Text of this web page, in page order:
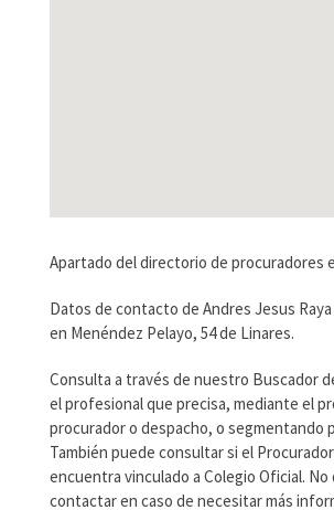
Apartado del directorio de procuradores
Datos de contacto de Andres Jesus
en Menéndez Pelayo, 54 de Linares.
Consulta a través de nuestro Buscador
el profesional que precisa, mediante el
procurador o despacho, o segmentando
También puede consultar si el
encuentra vinculado a Colegio Oficial. No
contactar en caso de necesitar más